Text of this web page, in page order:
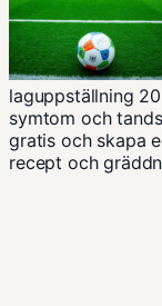
laguppställning
symtom och
gratis och skapa
recept och